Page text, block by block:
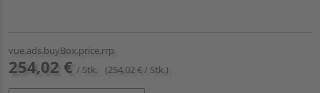
vue.ads.buyBox.price.rrp
254,02 € / Stk. (254,02 € / Stk.)